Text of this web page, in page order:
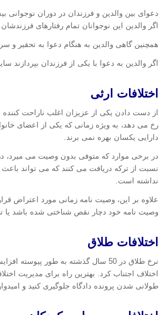
دعوای بین والدین و فرزندان در دوران نوجوانی
اگر والدین این نوجوانان تمام رفتارهای
همچنین گاهی والدین به هنگام دعوا به تحقیر
اگر والدین به دعوا با یکی از فرزندان
اختلافات ارثی
از دست دادن یکی از عزیزان اغلب ناراحت
رخ می دهد، به ویژه زمانی که یکی از اعضای
دارایی یکسان بهره نمی برند.
در برخی موارد که متوفی بدون وصیت می میرد،
نسبت از ترکه دریافت می کنند که می تواند
نداشته است.
علاوه بر این، وصیت نامه زمانی مورد اعتراض
وصیت نامه خود دچار نقص شناختی شده باشد یا
اختلافات طلاق
نرخ طلاق در 50 سال گذشته به
اختلاف اجتناب کرد. بهترین راه برای مدیریت
طولانی شدن پرونده دادگاه جلوگیری کنید و